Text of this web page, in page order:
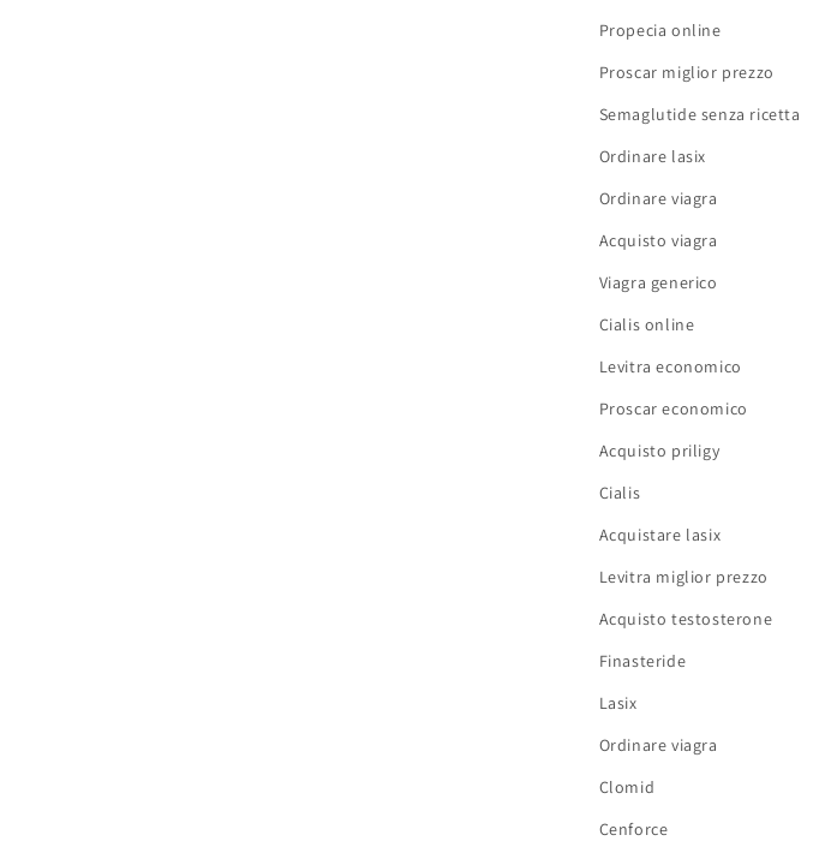
Propecia online
Proscar miglior prezzo
Semaglutide senza ricetta
Ordinare lasix
Ordinare viagra
Acquisto viagra
Viagra generico
Cialis online
Levitra economico
Proscar economico
Acquisto priligy
Cialis
Acquistare lasix
Levitra miglior prezzo
Acquisto testosterone
Finasteride
Lasix
Ordinare viagra
Clomid
Cenforce